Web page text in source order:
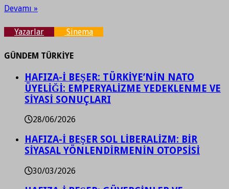
Devamı »
Yazarlar Sinema
GÜNDEM TÜRKİYE
HAFIZA-İ BEŞER: TÜRKİYE’NİN NATO
ÜYELİĞİ: EMPERYALİZME YEDEKLENME VE
SİYASİ SONUÇLARI
28/06/2026
HAFIZA-İ BEŞER SOL LİBERALİZM: BİR
SİYASAL YÖNLENDİRMENİN OTOPSİSİ
30/03/2026